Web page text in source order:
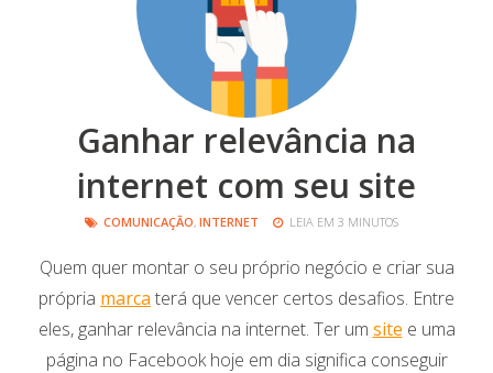
Ganhar relevância na
internet com seu site
COMUNICAÇÃO, INTERNET LEIA EM 3 MINUTOS
Quem quer montar o seu próprio negócio e criar sua
própria marca terá que vencer certos desafios. Entre
eles, ganhar relevância na internet. Ter um site e uma
página no Facebook hoje em dia significa conseguir